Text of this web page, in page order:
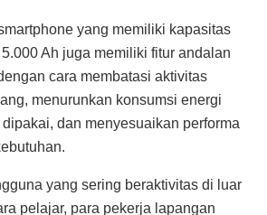
yang memiliki kapasitas
Ah juga memiliki fitur andalan
cara membatasi aktivitas
menurunkan konsumsi energi
dan menyesuaikan performa
yang sering beraktivitas di luar
pelajar, para pekerja lapangan